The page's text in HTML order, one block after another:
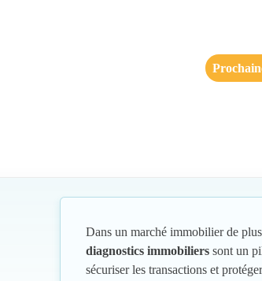
Dans un marché immobilier de
diagnostics immobiliers sont un
sécuriser les transactions et